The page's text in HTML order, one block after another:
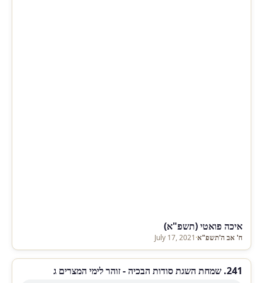
איכה פואטי (תשפ"א)
ח' אב ה'תשפ"א·
July 17, 2021
241. שמחת השגת סודות הבכיה - זוהר לימי המצרים ג